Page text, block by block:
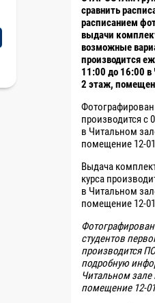
ПОДРОБНЕЕ
сравнить
расписанием
выдачи
возможные
производится
11:00 до 16:00
2 этаж,
производится с
в Читальном
помещение 12-
Выдача
курса
в Читальном
помещение 12-
студентов
производится
подробную
Читальном зале
помещение 12-